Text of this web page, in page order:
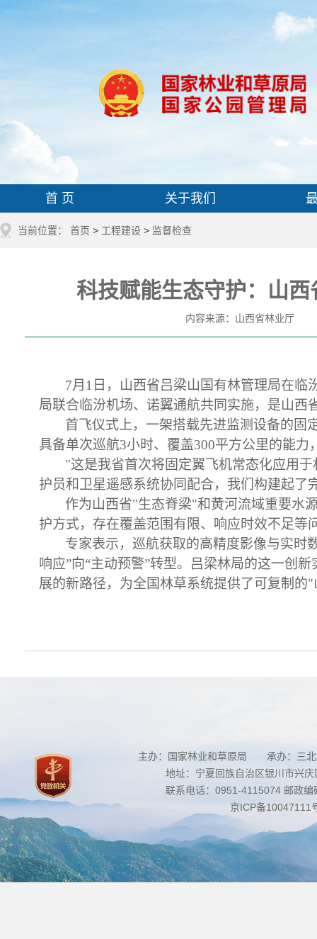
首 页 关于我们
当前位置： 首页 > 工程建设 > 监督检查
科技赋能生态守护：山
内容来源：山西省林业厅
7月1日，山西省吕梁山国有林管理局在
局联合临汾机场、诺翼通航共同实施，是山西
首飞仪式上，一架搭载先进监测设备的固
具备单次巡航3小时、覆盖300平方公里的能
"这是我省首次将固定翼飞机常态化应用
护员和卫星遥感系统协同配合，我们构建起了
作为山西省"生态脊梁"和黄河流域重要水
护方式，存在覆盖范围有限、响应时效不足
专家表示，巡航获取的高精度影像与实时
响应”向“主动预警”转型。吕梁林局的这一创
展的新路径，为全国林草系统提供了可复制的
主办：国家林业和草原局 承办：三北
地址：宁夏回族自治区银川市兴
联系电话：0951-4115074 邮政
京ICP备10047111